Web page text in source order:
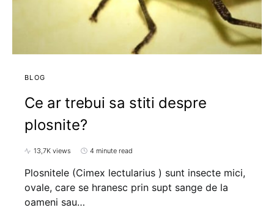
BLOG
Ce ar trebui sa stiti despre
plosnite?
13,7K views 4 minute read
Plosnitele (Cimex lectularius ) sunt insecte mici,
ovale, care se hranesc prin supt sange de la
oameni sau…